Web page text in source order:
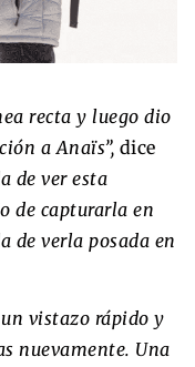
recta y luego dio
a Anaïs”, dice
de ver esta
de capturarla en
de verla posada en
vistazo rápido y
nuevamente. Una